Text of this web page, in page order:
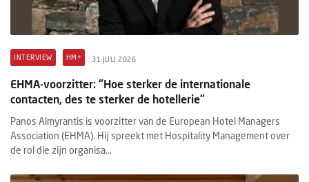
INTERVIEW HM+ 31 JULI 2026
EHMA-voorzitter: “Hoe sterker de internationale
contacten, des te sterker de hotellerie”
Panos Almyrantis is voorzitter van de European Hotel Managers
Association (EHMA). Hij spreekt met Hospitality Management over
de rol die zijn organisa...